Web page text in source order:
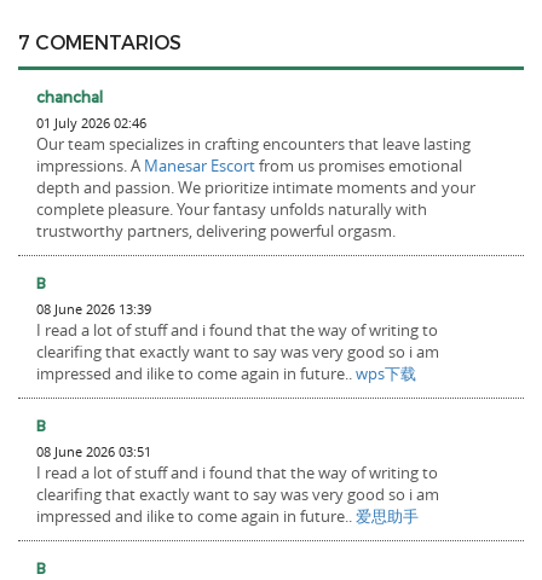
7 COMENTARIOS
chanchal
01 July 2026 02:46
Our team specializes in crafting encounters that leave lasting
impressions. A Manesar Escortfrom us promises emotional
depth and passion. We prioritize intimate moments and your
complete pleasure. Your fantasy unfolds naturally with
trustworthy partners, delivering powerful orgasm.
B
08 June 2026 13:39
I read a lot of stuff and i found that the way of writing to
clearifing that exactly want to say was very good so i am
impressed and ilike to come again in future.. wps下载
B
08 June 2026 03:51
I read a lot of stuff and i found that the way of writing to
clearifing that exactly want to say was very good so i am
impressed and ilike to come again in future.. 爱思助手
B